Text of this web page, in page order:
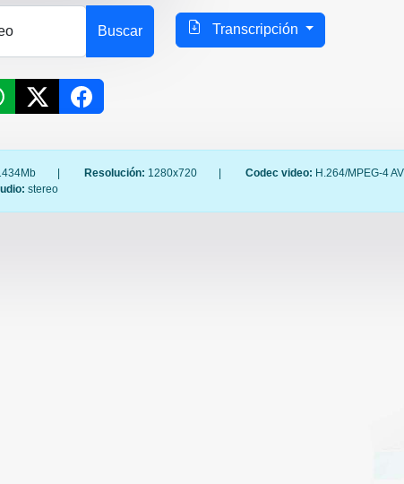
Buscar Transcripción
| Resolución: 1280x720 | Codec video: H.264/MPEG-4
stereo